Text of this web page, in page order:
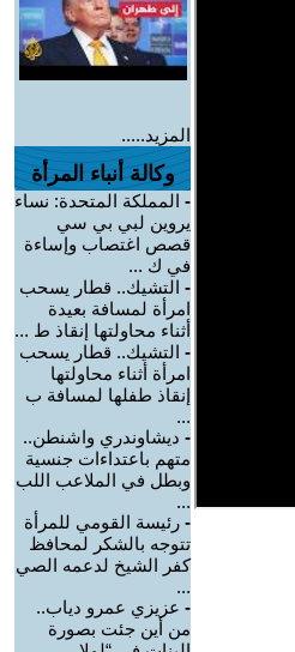
المزيد.....
وكالة أنباء المرأة
- المملكة المتحدة: نساء
يروين لبي بي سي
قصص اغتصاب وإساءة
في ك ...
- التشيك.. قطار يسحب
امرأة لمسافة بعيدة
أثناء محاولتها إنقاذ ط ...
- التشيك.. قطار يسحب
امرأة أثناء محاولتها
إنقاذ طفلها لمسافة ب
...
- ديشاوندري واشنطن..
متهم باعتداءات جنسية
وبطل في الملاعب اللب
...
- رئيسة القومي للمرأة
تتوجه بالشكر لمحافظ
كفر الشيخ لدعمه الصي
...
- عزيزي عمرو دياب..
من أين جئت بصورة